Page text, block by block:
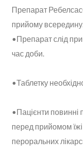
Препарат
прийому всередину.
•Препарат слід
час доби.
•Таблетку
•Пацієнти
перед прийомом
пероральних